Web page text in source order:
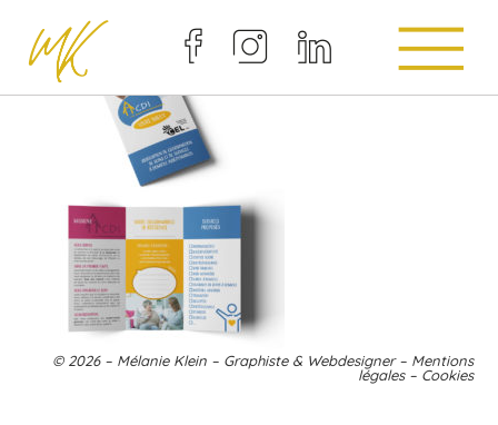
© 2026 – Mélanie Klein – Graphiste & Webdesigner – Mentions
légales– Cookies